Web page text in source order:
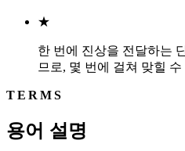
★
한 번에 진상을 전달하는
므로, 몇 번에 걸쳐 맞힐
TERMS
용어 설명